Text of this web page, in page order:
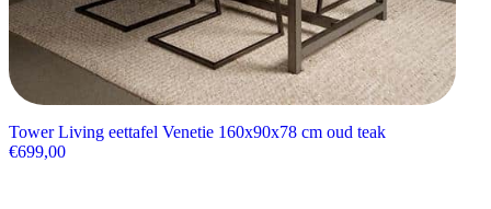
Tower Living eettafel Venetie 160x90x78 cm oud teak
€699,00